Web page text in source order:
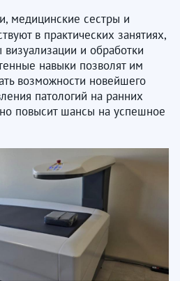
медицинские сестры и
в практических занятиях,
и обработки
навыки позволят им
возможности новейшего
патологий на ранних
повысит шансы на успешное